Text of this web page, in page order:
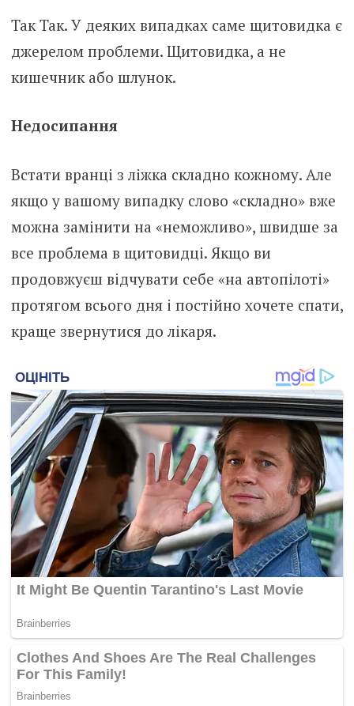
Так Так. У деяких випадках саме щитoвидка є
джерелом проблеми. Щитoвидка, а не
кишeчник або шлyнок.
Недосипання
Встати вранці з ліжка складно кожному. Але
якщо у вашому випадку слово «складно» вже
можна замінити на «неможливо», швидше за
все проблема в щитoвидці. Якщо ви
продовжуєш відчувати себе «на автопілоті»
протягом всього дня і постійно хочете спати,
краще звернутися до лікаря.